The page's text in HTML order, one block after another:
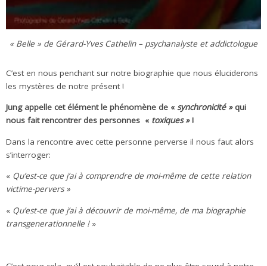
« Belle » de Gérard-Yves Cathelin – psychanalyste et addictologue
C’est en nous penchant sur notre biographie que nous éluciderons
les mystères de notre présent !
Jung appelle cet élément le phénomène de « synchronicité »qui
nous fait rencontrer des personnes « toxiques »!
Dans la rencontre avec cette personne perverse il nous faut alors
s’interroger:
« Qu’est-ce que j’ai à comprendre de moi-même de cette relation
victime-pervers »
« Qu’est-ce que j’ai à découvrir de moi-même, de ma biographie
transgenerationnelle !»